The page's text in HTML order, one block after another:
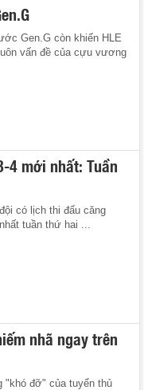
Gen.G còn khiến HLE
vấn đề của cựu vương
4 mới nhất: Tuần
có lịch thi đấu căng
tuần thứ hai ...
nhã ngay trên
"khó đỡ" của tuyển thủ